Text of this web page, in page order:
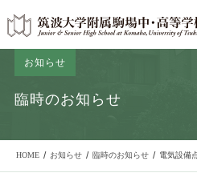
お知らせ
臨時のお知らせ
HOME / お知らせ / 臨時のお知らせ /